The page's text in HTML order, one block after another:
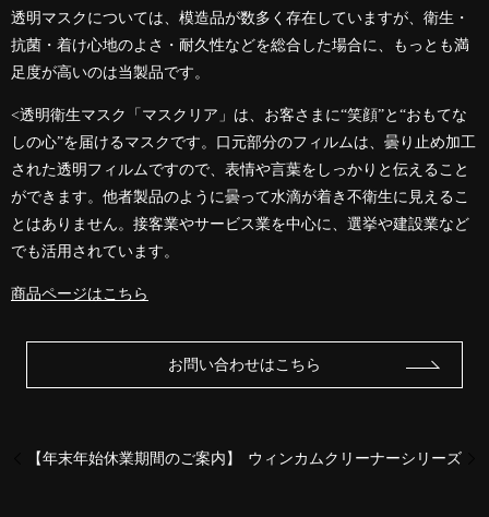
透明マスクについては、模造品が数多く存在していますが、衛生・
抗菌・着け心地のよさ・耐久性などを総合した場合に、もっとも満
足度が高いのは当製品です。
<透明衛生マスク「マスクリア」は、お客さまに“笑顔”と“おもてな
しの心”を届けるマスクです。口元部分のフィルムは、曇り止め加工
された透明フィルムですので、表情や言葉をしっかりと伝えること
ができます。他者製品のように曇って水滴が着き不衛生に見えるこ
とはありません。接客業やサービス業を中心に、選挙や建設業など
でも活用されています。
商品ページはこちら
お問い合わせはこちら
【年末年始休業期間のご案内】 ウィンカムクリーナーシリーズ